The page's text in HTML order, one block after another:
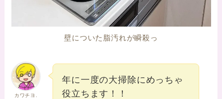
壁についた脂汚れが瞬殺っ
カワチヨ.
年に一度の大掃除にめっちゃ
役立ちます！！